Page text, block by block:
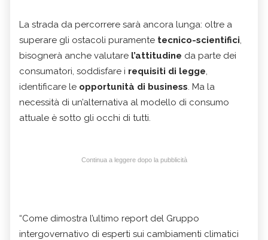
La strada da percorrere sarà ancora lunga: oltre a
superare gli ostacoli puramente tecnico-scientifici,
bisognerà anche valutare l’attitudine da parte dei
consumatori, soddisfare i requisiti di legge,
identificare le opportunità di business. Ma la
necessità di un’alternativa al modello di consumo
attuale è sotto gli occhi di tutti.
Continua a leggere dopo la pubblicità
“Come dimostra l’ultimo report del Gruppo
intergovernativo di esperti sui cambiamenti climatici